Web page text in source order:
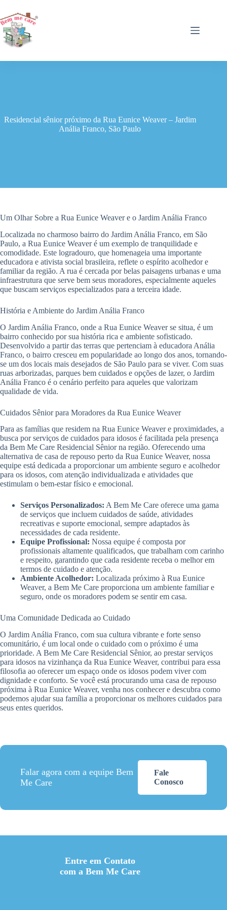
para
o
conteúdo
Residencial sênior próximo da Rua Eunice Weaver – Jardim
Anália Franco, São Paulo
Um Olhar Sobre a Rua Eunice Weaver e o Jardim Anália Franco
Localizada no charmoso bairro do Jardim Anália Franco, em São
Paulo, a Rua Eunice Weaver é um exemplo de tranquilidade e
comodidade. Este logradouro, que homenageia uma importante
educadora e ativista social brasileira, reflete o espírito acolhedor e
familiar da região. A rua é cercada por belas paisagens urbanas e uma
infraestrutura que serve bem seus moradores, especialmente aqueles
que buscam serviços especializados para a terceira idade.
História e Ambiente do Jardim Anália Franco
O Jardim Anália Franco, onde a Rua Eunice Weaver se situa, é um
bairro conhecido por sua história rica e ambiente sofisticado.
Desenvolvido a partir das terras que pertenciam à educadora Anália
Franco, o bairro cresceu em popularidade ao longo dos anos, tornando-
se um dos locais mais desejados de São Paulo para se viver. Com suas
ruas arborizadas, parques bem cuidados e opções de lazer, o Jardim
Anália Franco é o cenário perfeito para aqueles que valorizam
qualidade de vida.
Cuidados Sênior para Moradores da Rua Eunice Weaver
Para as famílias que residem na Rua Eunice Weaver e proximidades, a
busca por serviços de cuidados para idosos é facilitada pela presença
da Bem Me Care Residencial Sênior na região. Oferecendo uma
alternativa de casa de repouso perto da Rua Eunice Weaver, nossa
equipe está dedicada a proporcionar um ambiente seguro e acolhedor
para os idosos, com atenção individualizada e atividades que
estimulam o bem-estar físico e emocional.
Serviços Personalizados: A Bem Me Care oferece uma gama
de serviços que incluem cuidados de saúde, atividades
recreativas e suporte emocional, sempre adaptados às
necessidades de cada residente.
Equipe Profissional: Nossa equipe é composta por
profissionais altamente qualificados, que trabalham com carinho
e respeito, garantindo que cada residente receba o melhor em
termos de cuidado e atenção.
Ambiente Acolhedor: Localizada próximo à Rua Eunice
Weaver, a Bem Me Care proporciona um ambiente familiar e
seguro, onde os moradores podem se sentir em casa.
Uma Comunidade Dedicada ao Cuidado
O Jardim Anália Franco, com sua cultura vibrante e forte senso
comunitário, é um local onde o cuidado com o próximo é uma
prioridade. A Bem Me Care Residencial Sênior, ao prestar serviços
para idosos na vizinhança da Rua Eunice Weaver, contribui para essa
filosofia ao oferecer um espaço onde os idosos podem viver com
dignidade e conforto. Se você está procurando uma casa de repouso
próxima à Rua Eunice Weaver, venha nos conhecer e descubra como
podemos ajudar sua família a proporcionar os melhores cuidados para
seus entes queridos.
Falar agora com a equipe Bem
Me Care
Fale
Conosco
Entre em Contato
com a Bem Me Care